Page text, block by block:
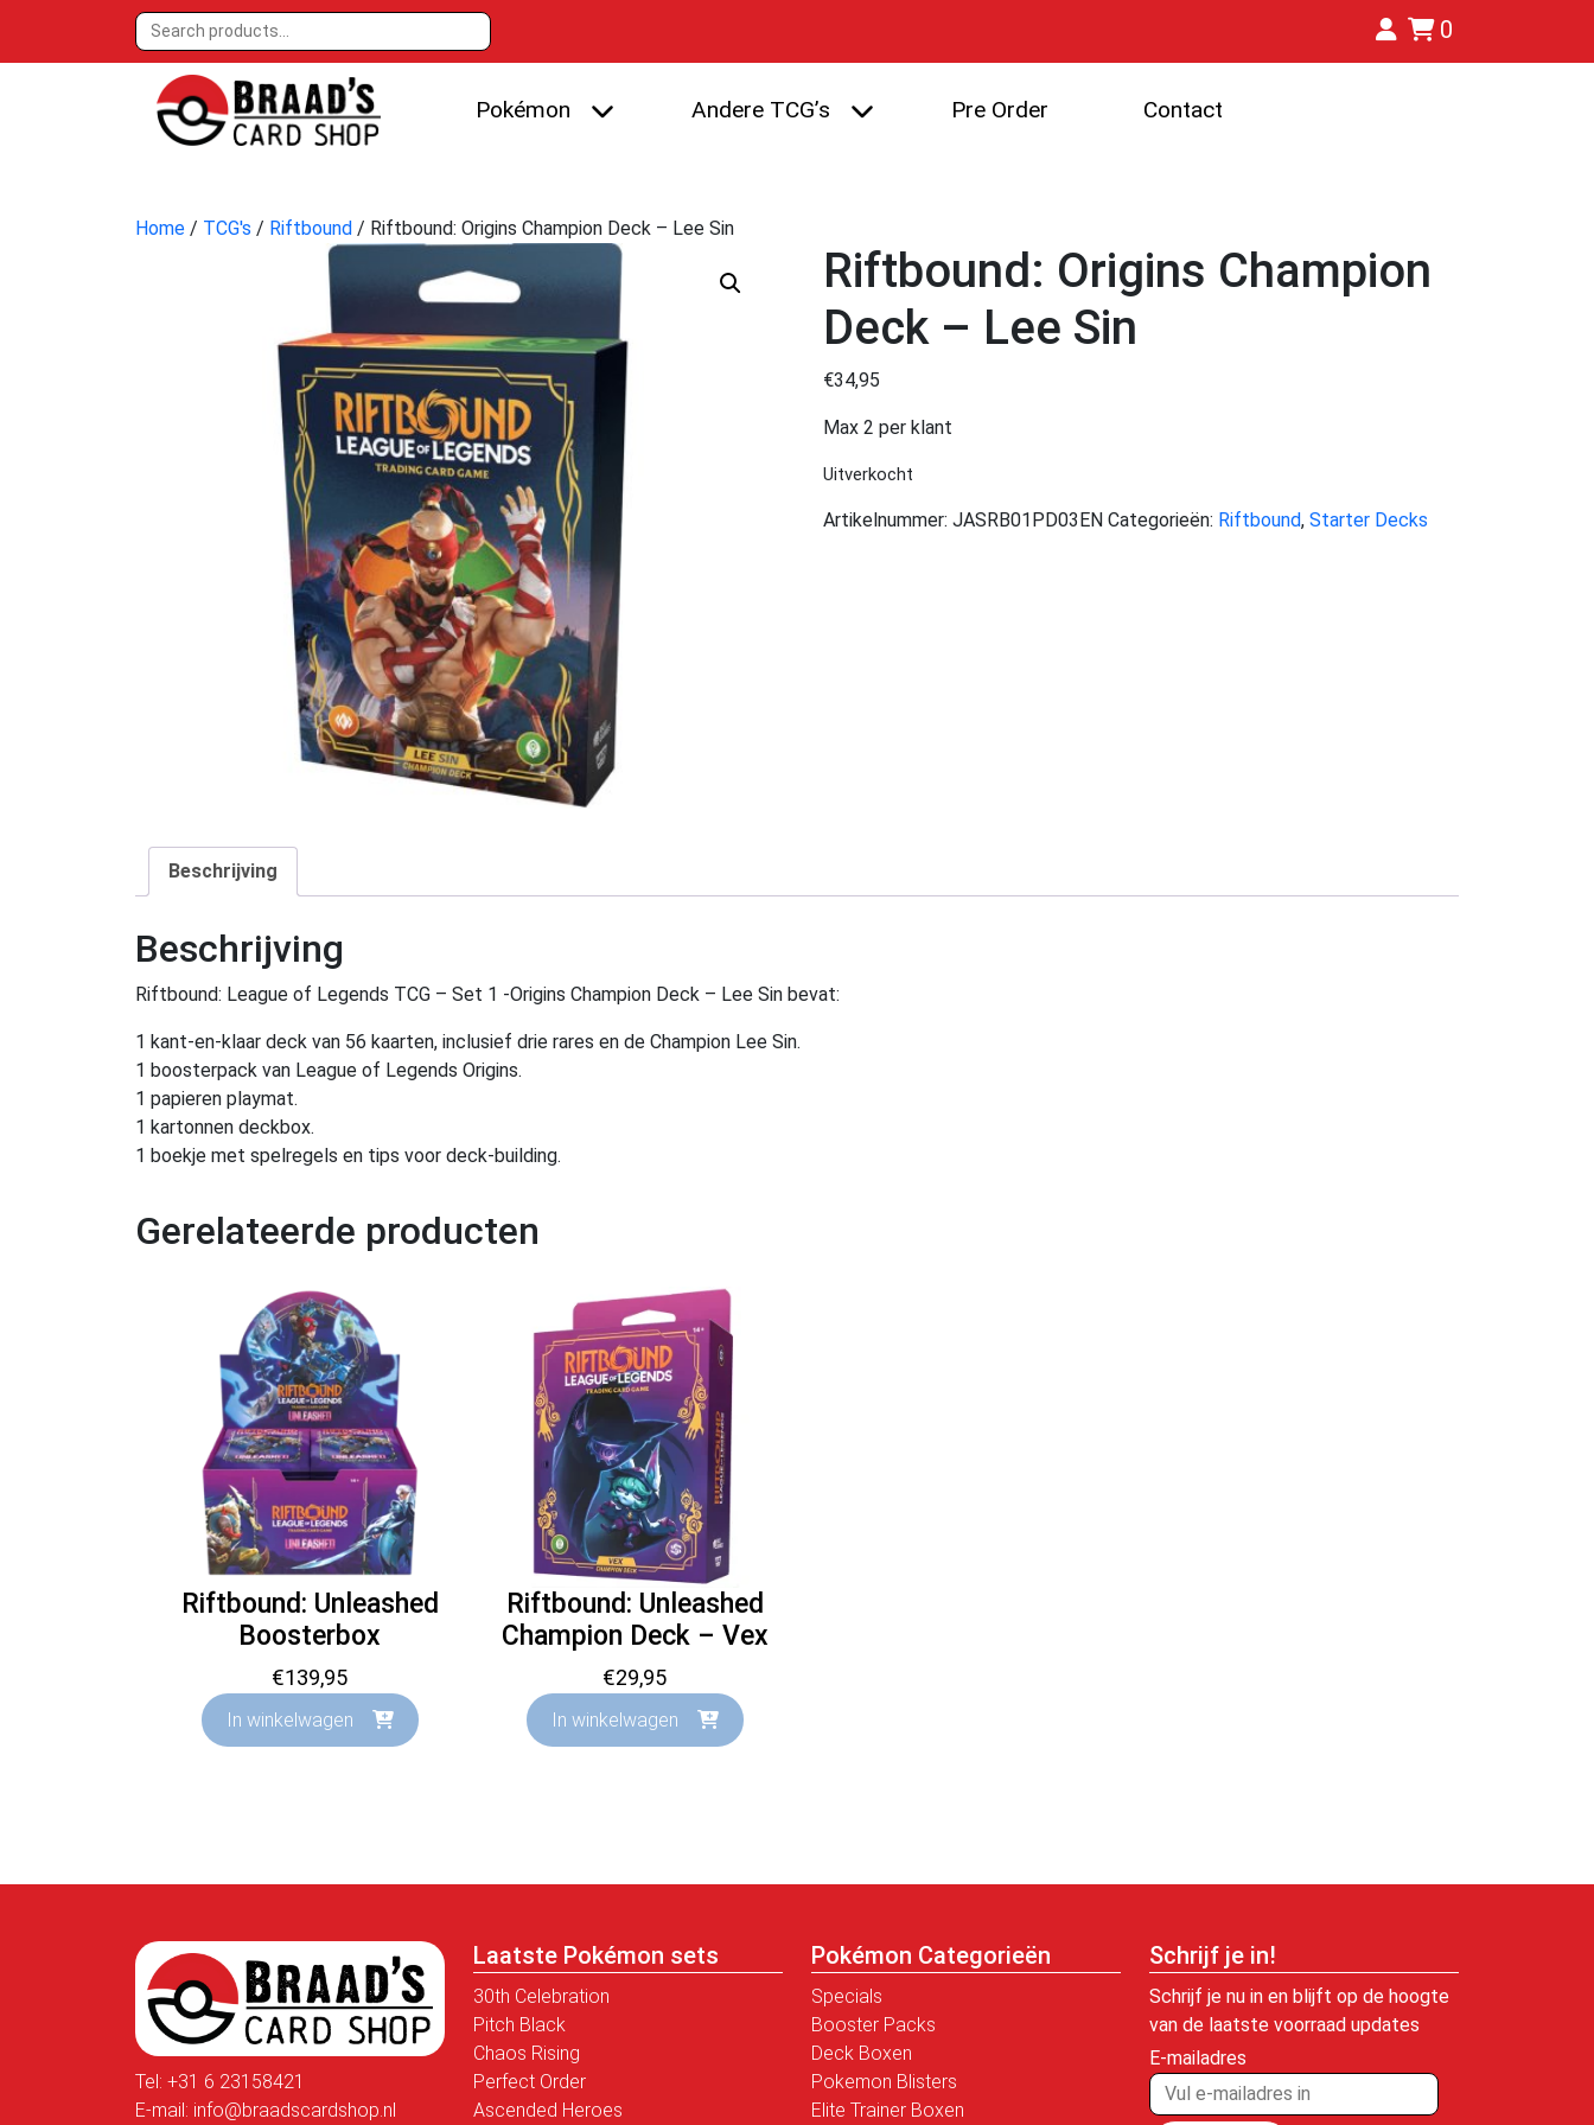
0
Pokémon Andere TCG’s Pre Order Contact
Home / TCG's / Riftbound / Riftbound: Origins Champion Deck – Lee Sin
Riftbound: Origins Champion
Deck – Lee Sin
€34,95
Max 2 per klant
Uitverkocht
Artikelnummer:JASRB01PD03EN Categorieën: Riftbound,Starter Decks
Beschrijving
Beschrijving
Riftbound: League of Legends TCG – Set 1 -Origins Champion Deck – Lee Sin bevat:
1 kant-en-klaar deck van 56 kaarten, inclusief drie rares en de Champion Lee Sin.
1 boosterpack van League of Legends Origins.
1 papieren playmat.
1 kartonnen deckbox.
1 boekje met spelregels en tips voor deck-building.
Gerelateerde producten
Riftbound: Unleashed
Boosterbox
€139,95
In winkelwagen
Riftbound: Unleashed
Champion Deck – Vex
€29,95
In winkelwagen
Tel: +31 6 23158421
E-mail: info@braadscardshop.nl
Laatste Pokémon sets
30th Celebration
Pitch Black
Chaos Rising
Perfect Order
Ascended Heroes
Pokémon Categorieën
Specials
Booster Packs
Deck Boxen
Pokemon Blisters
Elite Trainer Boxen
Schrijf je in!
Schrijf je nu in en blijft op de hoogte
van de laatste voorraad updates
E-mailadres